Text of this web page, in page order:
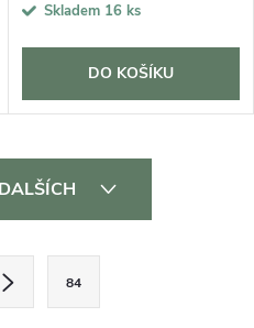
Skladem 16 ks
DO KOŠÍKU
84